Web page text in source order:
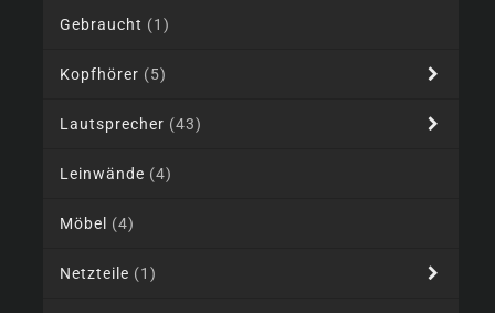
Gebraucht (1)
Kopfhörer (5)
Lautsprecher (43)
Leinwände (4)
Möbel (4)
Netzteile (1)